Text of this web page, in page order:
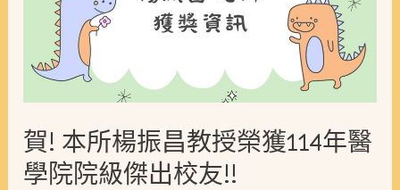
賀! 本所楊振昌教授榮獲114年醫
學院院級傑出校友!!
昌
教
授
榮